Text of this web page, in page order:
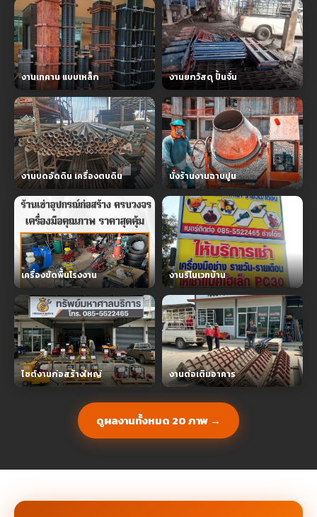
งานเทคาน แบบเหล็ก งานยกวัสดุ ปั้นจั่น
งานบดอัดดิน เครื่องตบดิน นั่งร้านงานฉาบปูน
เครื่องขัดพื้นโรงงาน งานรีโนเวทบ้าน
ไซต์งานก่อสร้างใหญ่ งานต่อเติมอาคาร
ดูผลงานทั้งหมด 20 ภาพ →